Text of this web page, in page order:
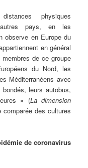
physiques
pays, en les
observe en Europe du
en général
de ce groupe
du Nord, les
Méditerranéens avec
leurs autobus,
» (La dimension
des cultures
de coronavirus